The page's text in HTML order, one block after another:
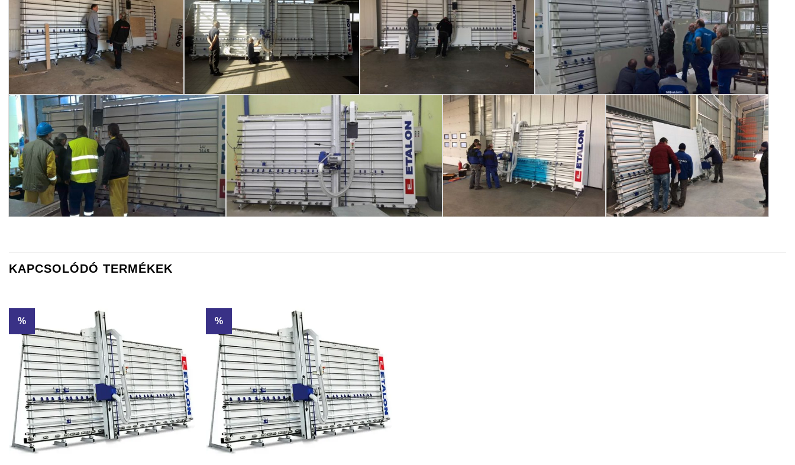
KAPCSOLÓDÓ TERMÉKEK
% %